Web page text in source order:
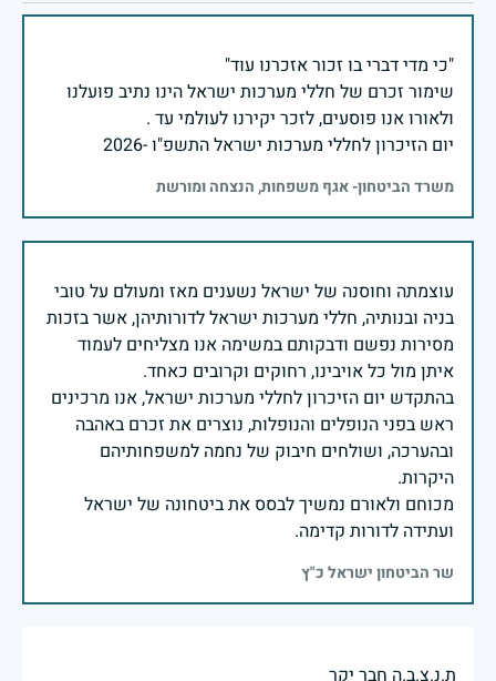
שימור זכרם של חללי מערכות ישראל הינו נתיב פועלנו
יום הזיכרון לחללי מערכות ישראל התשפ"ו -2026
משרד הביטחון- אגף משפחות, הנצחה ומורשת
עוצמתה וחוסנה של ישראל נשענים מאז ומעולם על טובי
בניה ובנותיה, חללי מערכות ישראל לדורותיהן, אשר בזכות
מסירות נפשם ודבקותם במשימה אנו מצליחים לעמוד
בהתקדש יום הזיכרון לחללי מערכות ישראל, אנו מרכינים
ראש בפני הנופלים והנופלות, נוצרים את זכרם באהבה
ובהערכה, ושולחים חיבוק של נחמה למשפחותיהם
מכוחם ולאורם נמשיך לבסס את ביטחונה של ישראל
ועתידה לדורות קדימה.
שר הביטחון ישראל כ"ץ